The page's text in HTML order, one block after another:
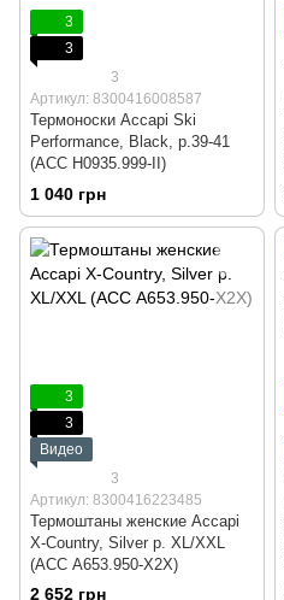
3
3
3
Артикул: 8300416008587
Термоноски Accapi Ski
Performance, Black, р.39-41
(ACC H0935.999-II)
1 040 грн
3
3
Видео
3
Артикул: 8300416223485
Термоштаны женские Accapi
X-Country, Silver р. XL/XXL
(ACC А653.950-X2X)
2 652 грн